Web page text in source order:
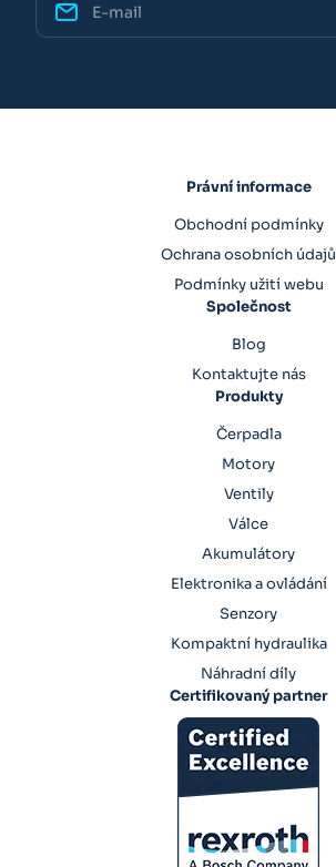
Právní informace
Obchodní podmínky
Ochrana osobních údajů
Podmínky užití webu
Společnost
Blog
Kontaktujte nás
Produkty
Čerpadla
Motory
Ventily
Válce
Akumulátory
Elektronika a ovládání
Senzory
Kompaktní hydraulika
Náhradní díly
Certifikovaný partner